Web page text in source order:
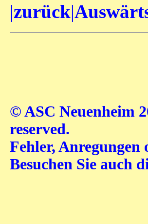
|zurück|
© ASC Neuenheim
reserved.
Fehler, Anregungen
Besuchen Sie auch